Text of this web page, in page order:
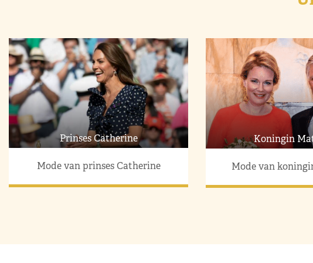
Prinses Catherine
Mode van prinses Catherine
Koningin
Mode van